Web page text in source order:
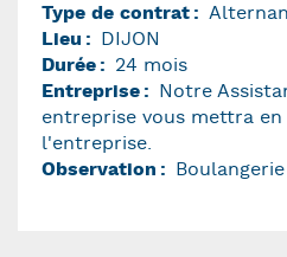
Type de contrat
Lieu
DIJON
Durée
24 mois
Entreprise
Notre
entreprise vous mettra
l'entreprise.
Observation
Boulangerie